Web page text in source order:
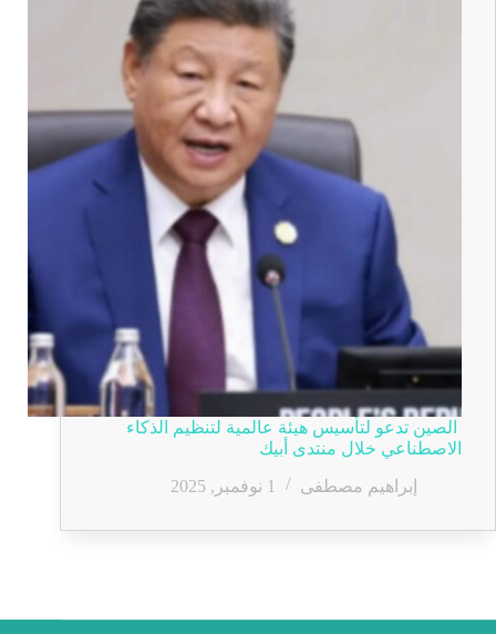
الصين تدعو لتأسيس هيئة عالمية لتنظيم الذكاء
الاصطناعي خلال منتدى أبيك
إبراهيم مصطفى
1 نوفمبر, 2025